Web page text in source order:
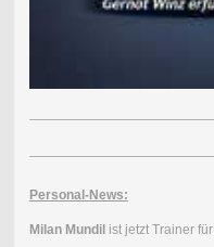
Personal-News:
Milan Mundilist jetzt Trainer für